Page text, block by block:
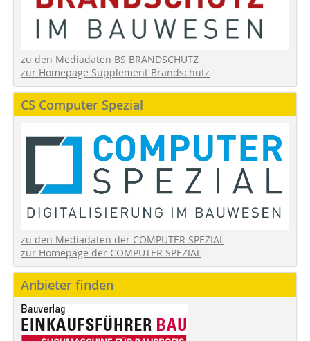
zu den Mediadaten BS BRANDSCHUTZ
zur Homepage Supplement Brandschutz
CS Computer Spezial
zu den Mediadaten der COMPUTER SPEZIAL
zur Homepage der COMPUTER SPEZIAL
Anbieter finden